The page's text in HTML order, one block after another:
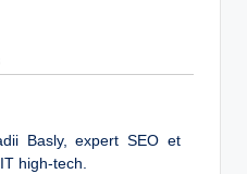
Basly, expert SEO et
high-tech.